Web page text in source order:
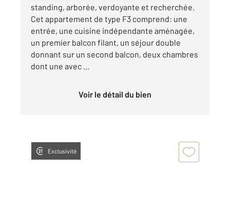
standing, arborée, verdoyante et recherchée.
Cet appartement de type F3 comprend: une
entrée, une cuisine indépendante aménagée,
un premier balcon filant, un séjour double
donnant sur un second balcon, deux chambres
dont une avec ...
Voir le détail du bien
Exclusivité